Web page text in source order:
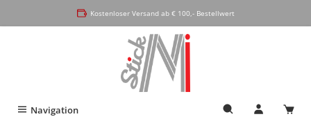
Kostenloser Versand ab € 100,- Bestellwert
Navigation